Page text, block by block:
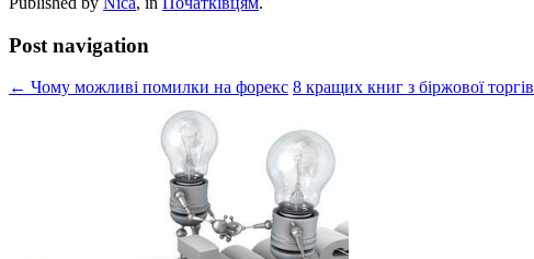
Post navigation
← Чому можливі помилки на форекс 8 кращих книг з біржової